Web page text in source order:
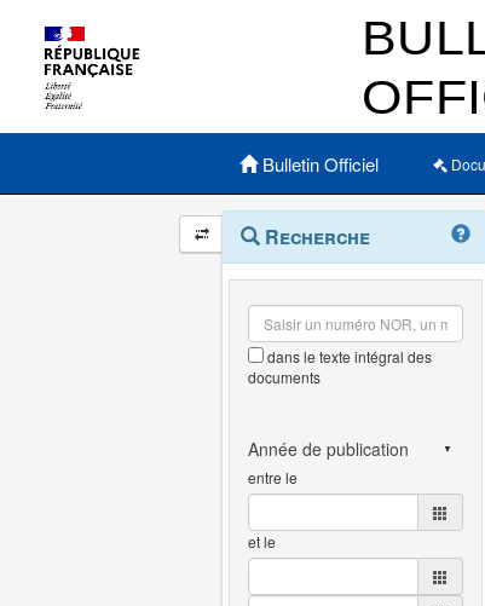
Menu principal
Bulletin Officiel
Navigation
et
outils
annexes
Menu
contextuel
Recherche
dans le texte intégral des
documents
entre le
et le